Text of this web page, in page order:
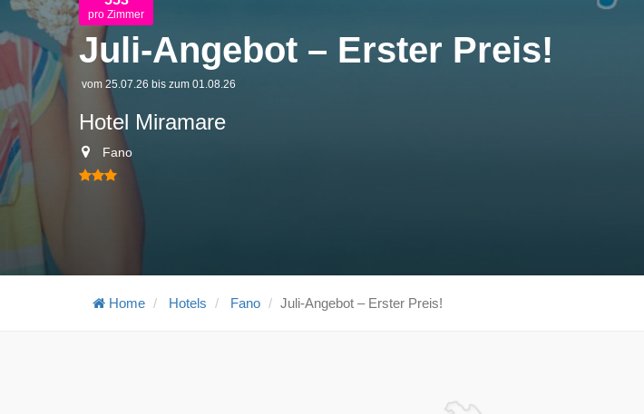
pro Zimmer
Juli-Angebot – Erster Preis!
vom 25.07.26 bis zum 01.08.26
Hotel Miramare
Fano
Home Hotels Fano Juli-Angebot – Erster Preis!